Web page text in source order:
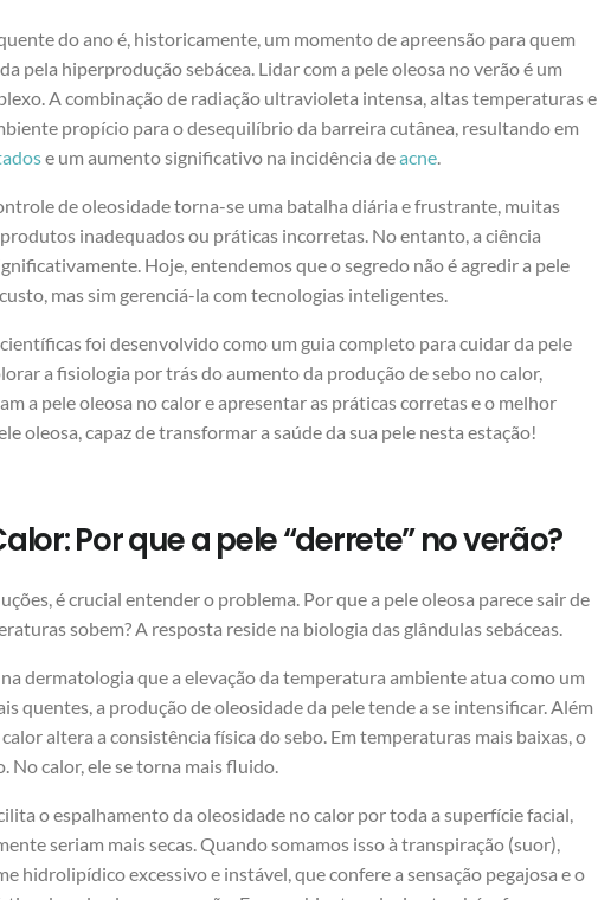
do ano é, historicamente, um momento de apreensão para quem
pela hiperprodução sebácea. Lidar com a pele oleosa no verão é um
A combinação de radiação ultravioleta intensa, altas temperaturas e
propício para o desequilíbrio da barreira cutânea, resultando em
e um aumento significativo na incidência deacne.
de oleosidade torna-se uma batalha diária e frustrante, muitas
inadequados ou práticas incorretas. No entanto, a ciência
Hoje, entendemos que o segredo não é agredir a pele
mas sim gerenciá-la com tecnologias inteligentes.
foi desenvolvido como um guia completo para cuidar da pele
a fisiologia por trás do aumento da produção de sebo no calor,
a pele oleosa no calor e apresentar as práticas corretas e o melhor
oleosa, capaz de transformar a saúde da sua pele nesta estação!
Por que a pele “derrete” no verão?
é crucial entender o problema. Por que a pele oleosa parece sair de
sobem? A resposta reside na biologia das glândulas sebáceas.
dermatologia que a elevação da temperatura ambiente atua como um
quentes, a produção de oleosidade da pele tende a se intensificar. Além
altera a consistência física do sebo. Em temperaturas mais baixas, o
No calor, ele se torna mais fluido.
o espalhamento da oleosidade no calor por toda a superfície facial,
seriam mais secas. Quando somamos isso à transpiração (suor),
hidrolipídico excessivo e instável, que confere a sensação pegajosa e o